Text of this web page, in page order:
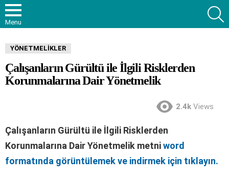
Menu
YÖNETMELIKLER
Çalışanların Gürültü ile İlgili Risklerden
Korunmalarına Dair Yönetmelik
2.4k Views
Çalışanların Gürültü ile İlgili Risklerden
Korunmalarına Dair Yönetmelik metniword
formatında görüntülemek ve indirmek için tıklayın.